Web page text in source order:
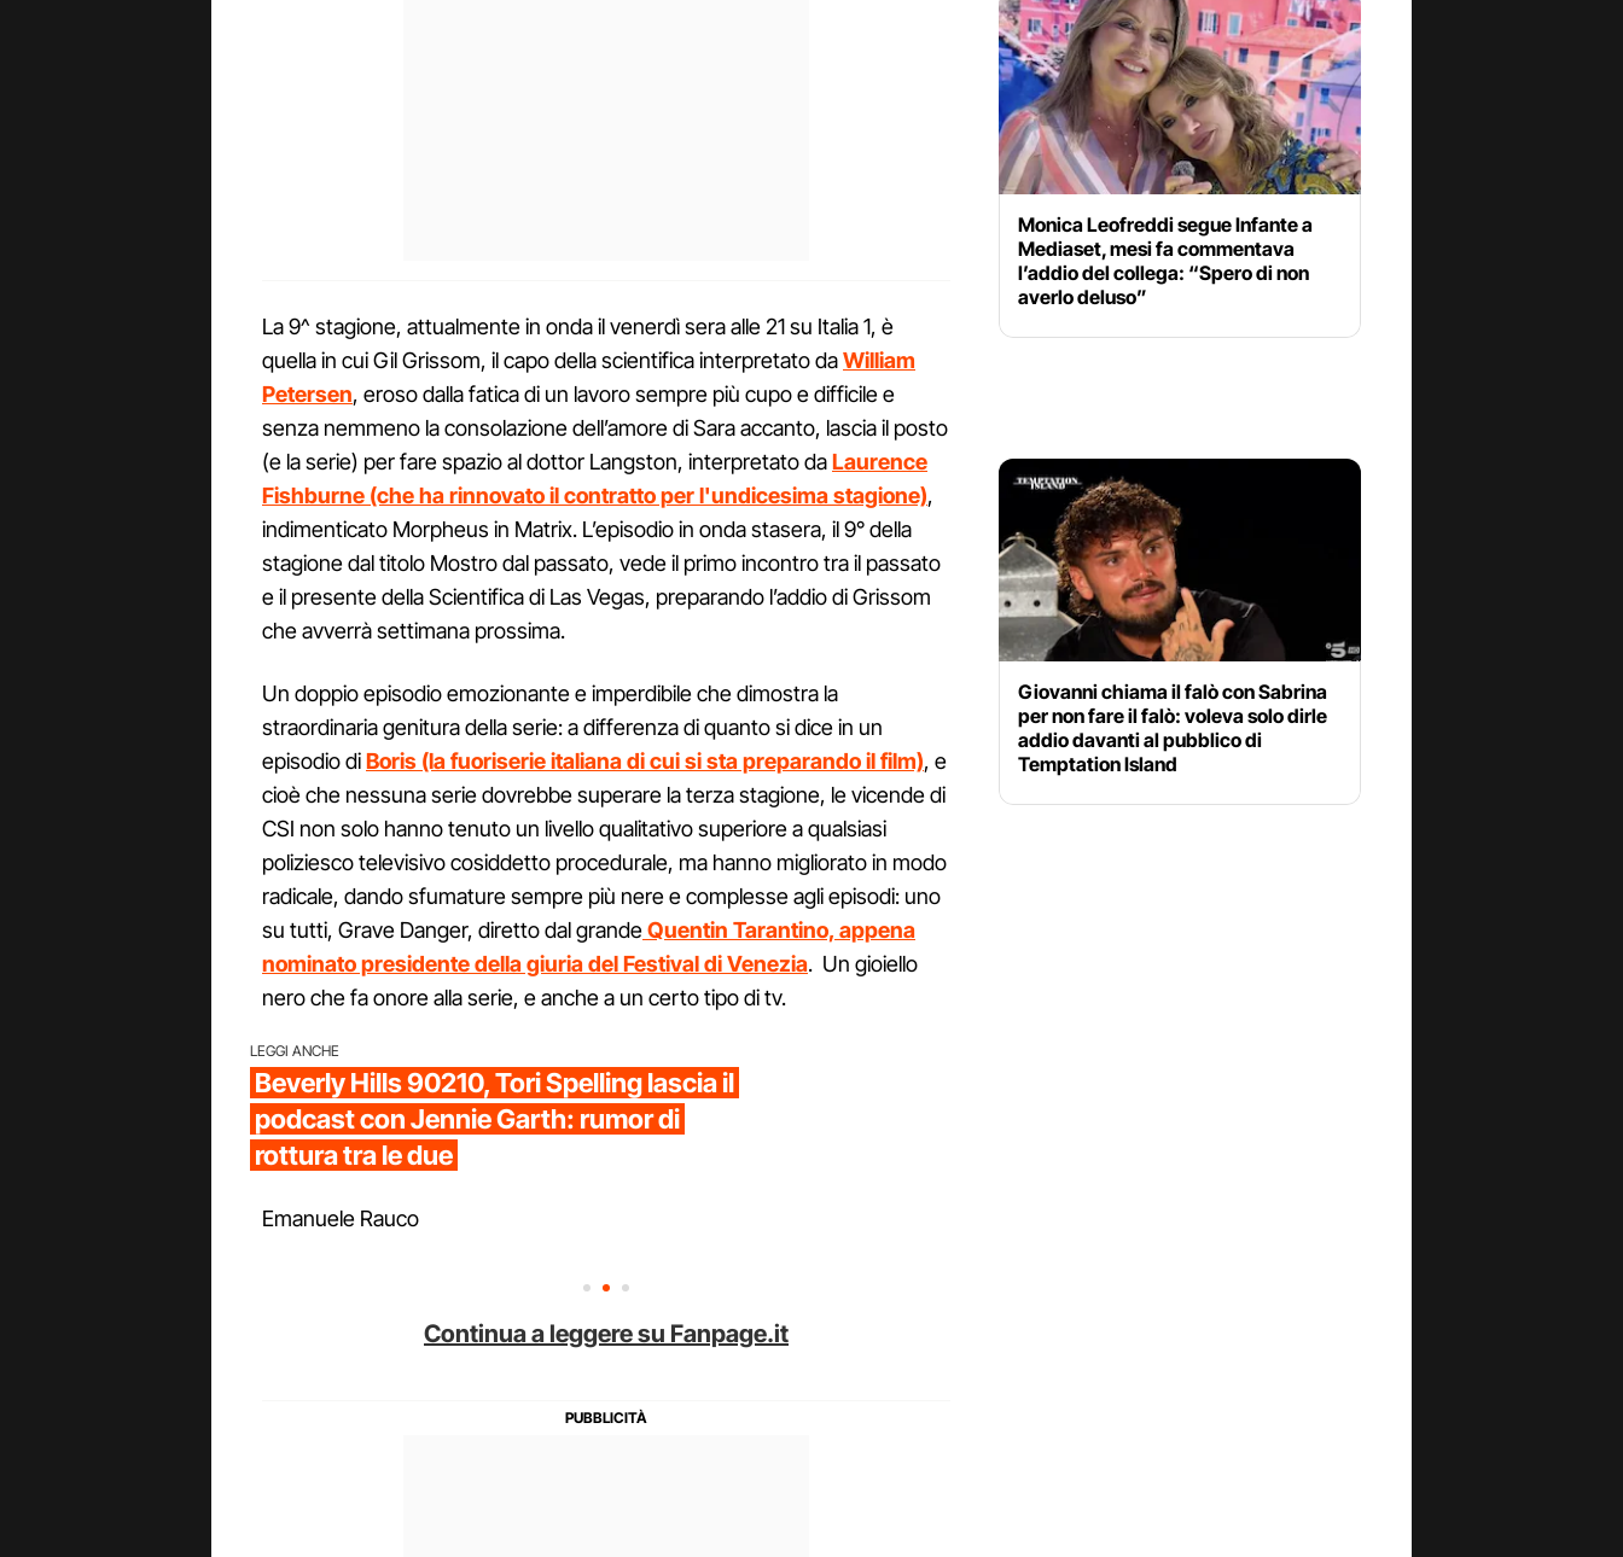
La 9^ stagione, attualmente in onda il venerdì sera alle 21 su Italia 1, è
quella in cui Gil Grissom, il capo della scientifica interpretato daWilliam
Petersen, eroso dalla fatica di un lavoro sempre più cupo e difficile e
senza nemmeno la consolazione dell’amore di Sara accanto, lascia il posto
(e la serie) per fare spazio al dottor Langston, interpretato daLaurence
Fishburne (che ha rinnovato il contratto per l'undicesima stagione),
indimenticato Morpheus in Matrix. L’episodio in onda stasera, il 9° della
stagione dal titolo Mostro dal passato, vede il primo incontro tra il passato
e il presente della Scientifica di Las Vegas, preparando l’addio di Grissom
che avverrà settimana prossima.
Un doppio episodio emozionante e imperdibile che dimostra la
straordinaria genitura della serie: a differenza di quanto si dice in un
episodio diBoris (la fuoriserie italiana di cui si sta preparando il film), e
cioè che nessuna serie dovrebbe superare la terza stagione, le vicende di
CSI non solo hanno tenuto un livello qualitativo superiore a qualsiasi
poliziesco televisivo cosiddetto procedurale, ma hanno migliorato in modo
radicale, dando sfumature sempre più nere e complesse agli episodi: uno
su tutti, Grave Danger, diretto dal grandeQuentin Tarantino, appena
nominato presidente della giuria del Festival di Venezia. Un gioiello
nero che fa onore alla serie, e anche a un certo tipo di tv.
LEGGI ANCHE
Beverly Hills 90210, Tori Spelling lascia il
podcast con Jennie Garth: rumor di
rottura tra le due
Emanuele Rauco
Continua a leggere su Fanpage.it
Monica Leofreddi segue Infante a
Mediaset, mesi fa commentava
l’addio del collega: “Spero di non
averlo deluso”
Giovanni chiama il falò con Sabrina
per non fare il falò: voleva solo dirle
addio davanti al pubblico di
Temptation Island